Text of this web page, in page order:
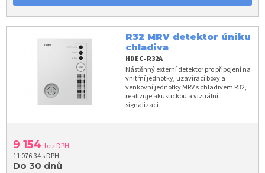
R32 MRV detektor úniku
chladiva
HDEC-R32A
Nástěnný externí detektor pro připojení na
vnitřní jednotky, uzavírací boxy a
venkovní jednotky MRV s chladivem R32,
realizuje akustickou a vizuální
signalizaci
9 154 bez DPH
11 076,34 s DPH
Do 30 dnů